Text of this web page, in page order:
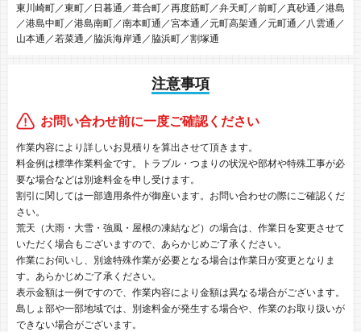
東川崎町／東町／日暮通／葺合町／再度筋町／弁天町／前町／真砂通／港島
／港島中町／港島南町／南本町通／宮本通／元町高架通／元町通／八雲通／
山本通／若菜通／脇浜海岸通／脇浜町／割塚通
注意事項
お問い合わせ前に一度ご確認ください
作業内容により詳しいお見積りを算出させて頂きます。
料金例は標準作業料金です。トラブル・つまりの状況や部材や特殊工事が必
要な場合などは別途料金を申し受けます。
割引に関しては一部適用条件が御座います。お問い合わせの際にご確認くだ
さい。
荒天（大雨・大雪・強風・屋根の凍結など）の場合は、作業日を変更させて
いただく場合もございますので、あらかじめご了承ください。
作業にお伺いし、別途特殊作業が必要となる場合は作業日が変更となりま
す。あらかじめご了承ください。
表示金額は一例ですので、作業内容により金額は異なる場合がございます。
島しょ部や一部地域では、別途料金が発生する場合や、作業のお取り扱いが
できない場合がございます。